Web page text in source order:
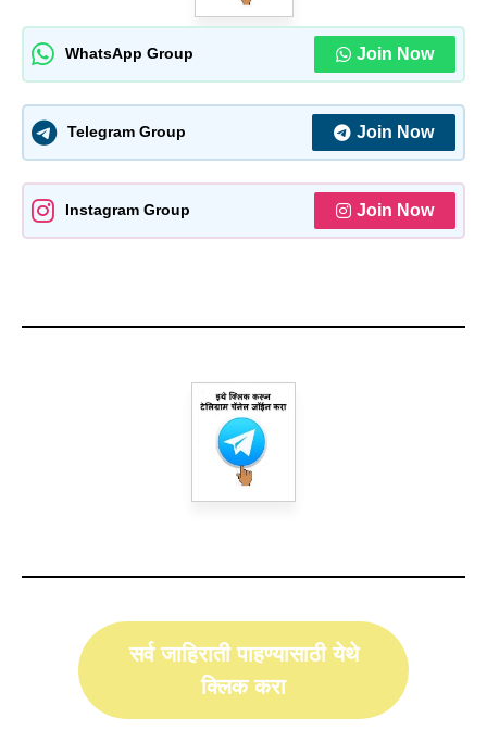
WhatsApp Group Join Now
Telegram Group Join Now
Instagram Group Join Now
सर्व जाहिराती पाहण्यासाठी येथे
क्लिक करा